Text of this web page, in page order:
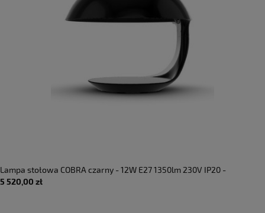
Lampa stołowa COBRA czarny - 12W E27 1350lm 230V IP20 -
MARTINELLI LUCE
5 520,00 zł